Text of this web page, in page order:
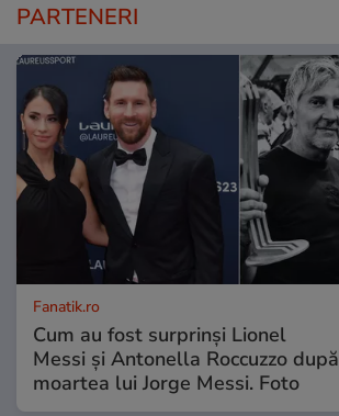
PARTENERI
Fanatik.ro
Cum au fost surprinși Lionel
Messi și Antonella Roccuzzo după
moartea lui Jorge Messi. Foto